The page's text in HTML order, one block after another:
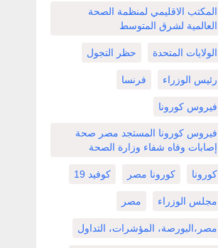
المكتب الاقليمي لمنظمة الصحة
العالمية لشرق المتوسط
الولايات المتحدة حظر التجول
رئيس الوزراء فرنسا
فيروس كورونا
فيروس كورونا المستجد مصر صحة
إصابات وفاه شفاء وزارة الصحة
كورونا كورونا مصر كوفيد 19
مجلس الوزراء مصر
مصر،البورصة، المؤشرات، التداول